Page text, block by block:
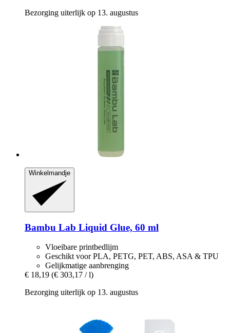
Bezorging uiterlijk op 13. augustus
Winkelmandje
Bambu Lab Liquid Glue, 60 ml
Vloeibare printbedlijm
Geschikt voor PLA, PETG, PET, ABS, ASA & TPU
Gelijkmatige aanbrenging
€ 18,19 (€ 303,17 / l)
Bezorging uiterlijk op 13. augustus